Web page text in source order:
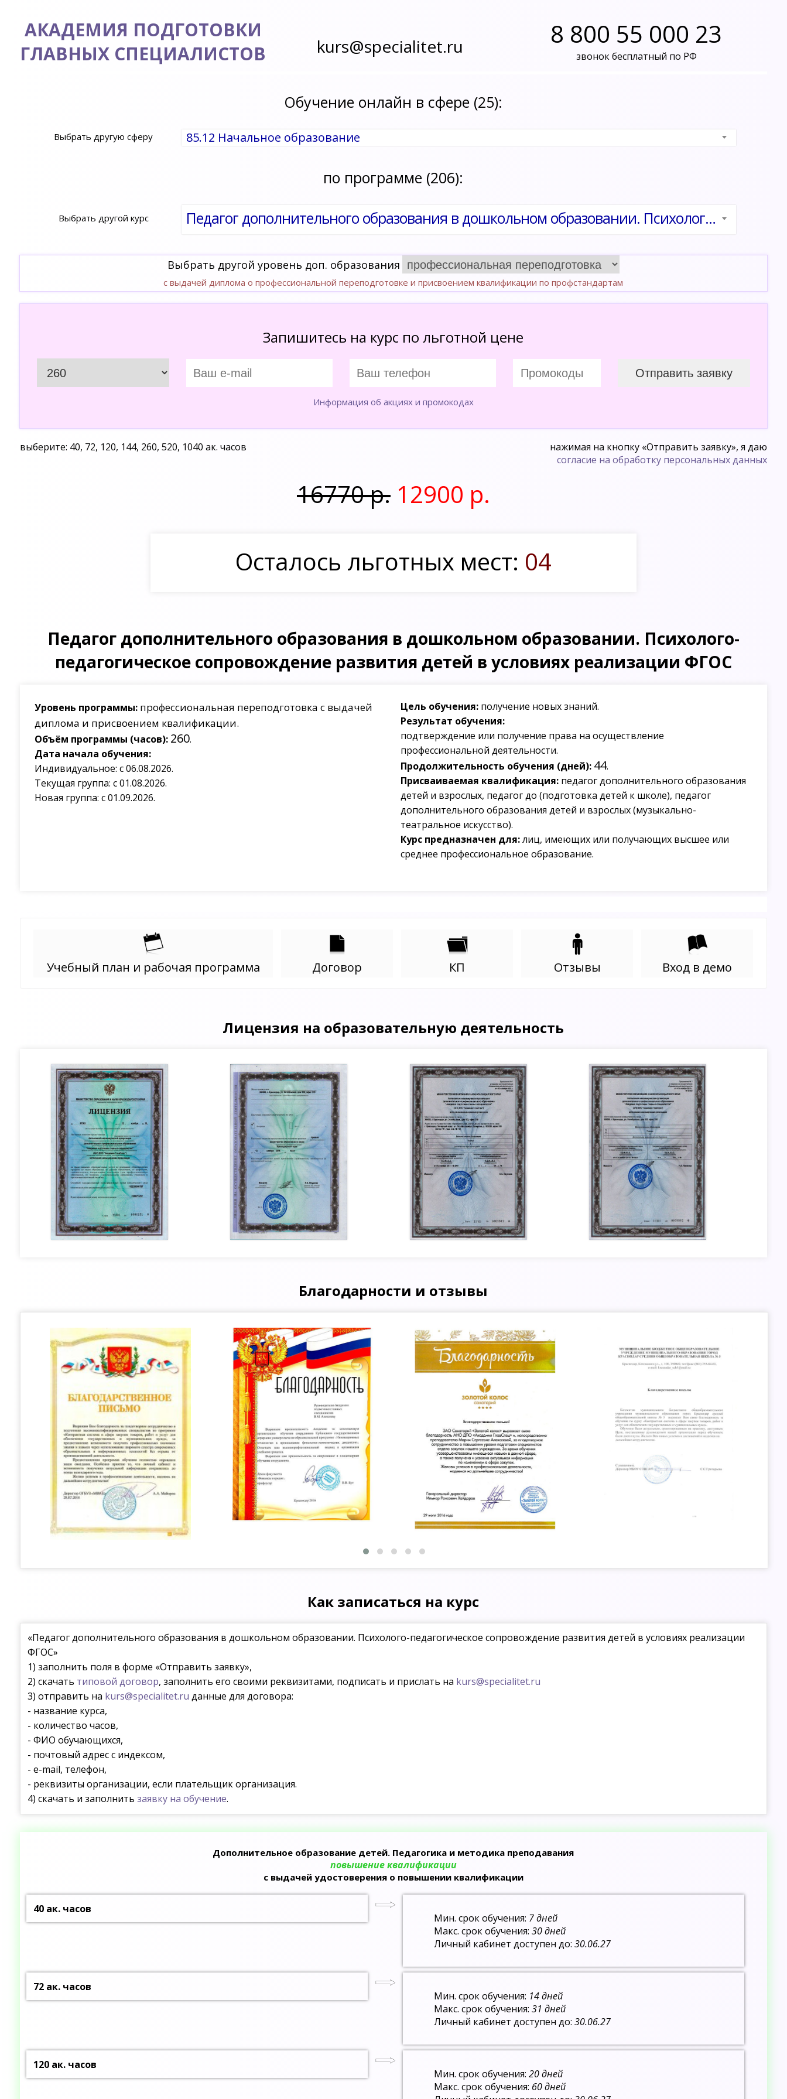
АКАДЕМИЯ ПОДГОТОВКИ
ГЛАВНЫХ СПЕЦИАЛИСТОВ
kurs@specialitet.ru 8 800 55 000 23
звонок бесплатный по РФ
Обучение онлайн в сфере (25):
Выбрать другую сферу 85.12 Начальное образование
по программе (206):
Выбрать другой курс Педагог дополнительного образования в дошкольном образовании. Психолого-педагогическое сопровождение развития детей в условиях реализации ФГОС
Выбрать другой уровень доп. образования
с выдачей диплома о профессиональной переподготовке и присвоением квалификации по профстандартам
Запишитесь на курс по льготной цене
Информация об акциях и промокодах
выберите: 40, 72, 120, 144, 260, 520, 1040 ак. часов
нажимая на кнопку «Отправить заявку», я даю
согласие на обработку персональных данных
16770 р. 12900 р.
Осталось льготных мест: 04
Педагог дополнительного образования в дошкольном образовании. Психолого-
педагогическое сопровождение развития детей в условиях реализации ФГОС
Уровень программы: профессиональная переподготовка с выдачей
диплома и присвоением квалификации.
Объём программы (часов): 260.
Дата начала обучения:
Индивидуальное: с 06.08.2026.
Текущая группа: с 01.08.2026.
Новая группа: с 01.09.2026.
Цель обучения: получение новых знаний.
Результат обучения:
подтверждение или получение права на осуществление
профессиональной деятельности.
Продолжительность обучения (дней): 44.
Присваиваемая квалификация: педагог дополнительного образования
детей и взрослых, педагог до (подготовка детей к школе), педагог
дополнительного образования детей и взрослых (музыкально-
театральное искусство).
Курс предназначен для:лиц, имеющих или получающих высшее или
среднее профессиональное образование.
Учебный план и рабочая программа Договор КП Отзывы Вход в демо
Лицензия на образовательную деятельность
Благодарности и отзывы
Как записаться на курс
«Педагог дополнительного образования в дошкольном образовании. Психолого-педагогическое сопровождение развития детей в условиях реализации
ФГОС»
1) заполнить поля в форме «Отправить заявку»,
2) скачать типовой договор, заполнить его своими реквизитами, подписать и прислать на kurs@specialitet.ru
3) отправить на kurs@specialitet.ru данные для договора:
- название курса,
- количество часов,
- ФИО обучающихся,
- почтовый адрес с индексом,
- e-mail, телефон,
- реквизиты организации, если плательщик организация.
4) скачать и заполнитьзаявку на обучение.
Дополнительное образование детей. Педагогика и методика преподавания
повышение квалификации
с выдачей удостоверения о повышении квалификации
40 ак. часов
Мин. срок обучения: 7 дней
Макс. срок обучения: 30 дней
Личный кабинет доступен до: 30.06.27
72 ак. часов
Мин. срок обучения: 14 дней
Макс. срок обучения: 31 дней
Личный кабинет доступен до: 30.06.27
120 ак. часов
Мин. срок обучения: 20 дней
Макс. срок обучения: 60 дней